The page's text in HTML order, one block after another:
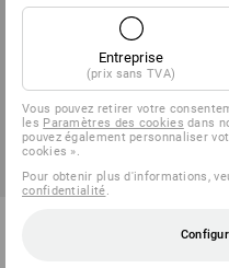
Entreprise
(prix sans TVA)
Vous pouvez retirer votre
les Paramètres des cookies dans
pouvez également personnaliser
cookies ».
Pour obtenir plus d'informations,
confidentialité